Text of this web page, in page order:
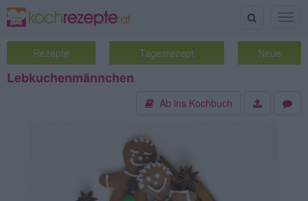
Suche
Rezepte Tagesrezept Neue
Lebkuchenmännchen
Ab ins Kochbuch